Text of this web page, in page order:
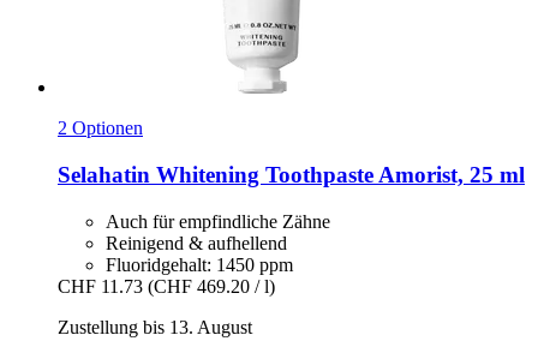
2 Optionen
Selahatin Whitening Toothpaste Amorist, 25 ml
Auch für empfindliche Zähne
Reinigend & aufhellend
Fluoridgehalt: 1450 ppm
CHF 11.73 (CHF 469.20 / l)
Zustellung bis 13. August